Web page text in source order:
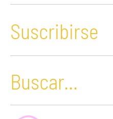
Suscribirse